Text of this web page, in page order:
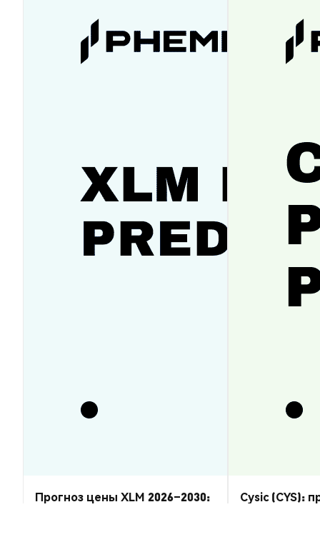
Прогноз цены XLM 2026–2030:
Cysic (CYS):